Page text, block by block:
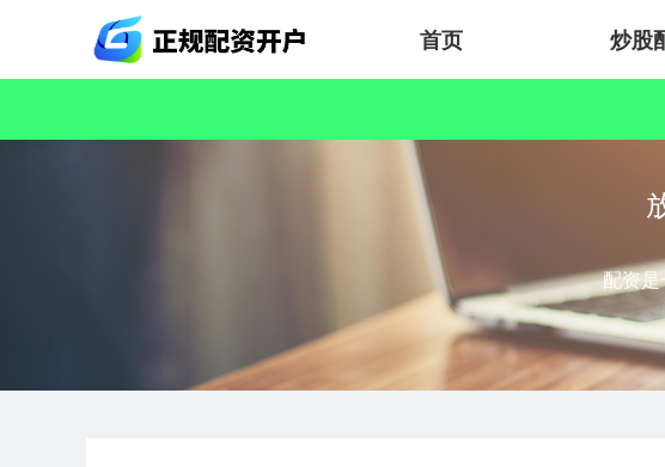
首页 炒股
配资